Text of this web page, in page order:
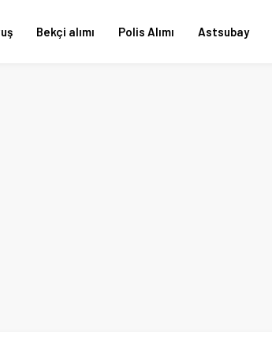
Bekçi alımı Polis Alımı Astsubay